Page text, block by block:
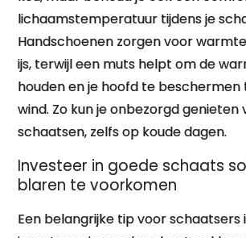
lichaamstemperatuur tijdens je
Handschoenen zorgen voor
ijs, terwijl een muts helpt om de
houden en je hoofd te beschermen
wind. Zo kun je onbezorgd genieten
schaatsen, zelfs op koude dagen.
Investeer in goede schaats
blaren te voorkomen
Een belangrijke tip voor schaatsers